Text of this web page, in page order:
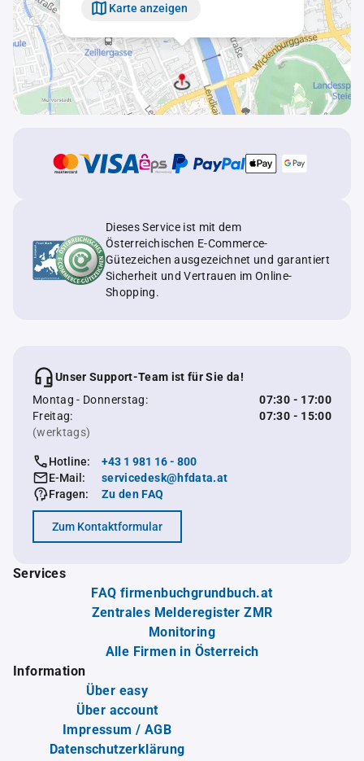
Karte anzeigen
Dieses Service ist mit dem
Österreichischen E-Commerce-
Gütezeichen ausgezeichnet und garantiert
Sicherheit und Vertrauen im Online-
Shopping.
Unser Support-Team ist für Sie da!
Montag - Donnerstag:
07:30 - 17:00
Freitag:
07:30 - 15:00
(werktags)
Hotline:
+43 1 981 16 - 800
E-Mail:
servicedesk@hfdata.at
Fragen:
Zu den FAQ
Zum Kontaktformular
Services
FAQ firmenbuchgrundbuch.at
Zentrales Melderegister ZMR
Monitoring
Alle Firmen in Österreich
Information
Über easy
Über account
Impressum / AGB
Datenschutzerklärung